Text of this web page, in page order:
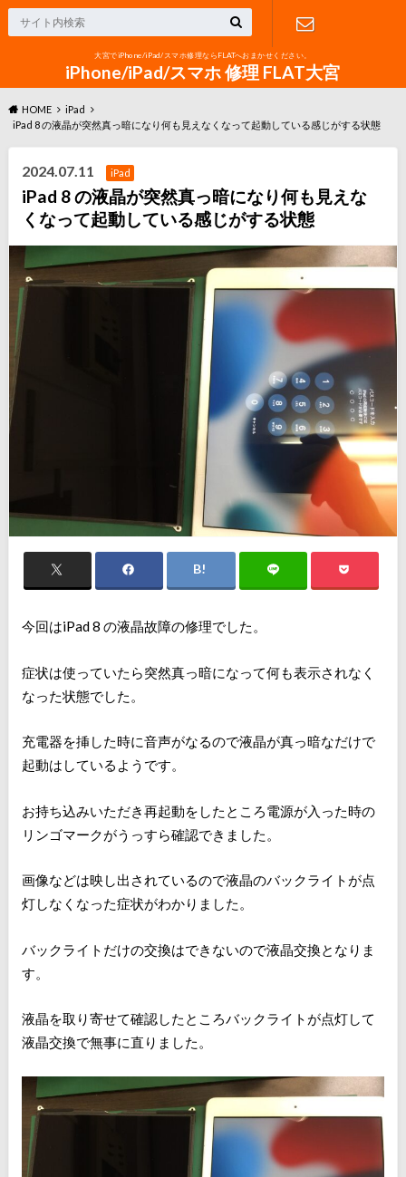
大宮でiPhone/iPad/スマホ修理ならFLATへおまかせください。
iPhone/iPad/スマホ 修理 FLAT大宮
お問い合わ
HOME
iPad
iPad 8 の液晶が突然真っ暗になり何も見えなくなって起動している感じがする状態
2024.07.11 iPad
iPad 8 の液晶が突然真っ暗になり何も見えな
くなって起動している感じがする状態
今回はiPad 8 の液晶故障の修理でした。
症状は使っていたら突然真っ暗になって何も表示されなく
なった状態でした。
充電器を挿した時に音声がなるので液晶が真っ暗なだけで
起動はしているようです。
お持ち込みいただき再起動をしたところ電源が入った時の
リンゴマークがうっすら確認できました。
画像などは映し出されているので液晶のバックライトが点
灯しなくなった症状がわかりました。
バックライトだけの交換はできないので液晶交換となりま
す。
液晶を取り寄せて確認したところバックライトが点灯して
液晶交換で無事に直りました。